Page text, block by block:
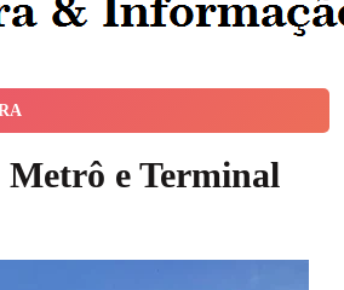
e Terminal